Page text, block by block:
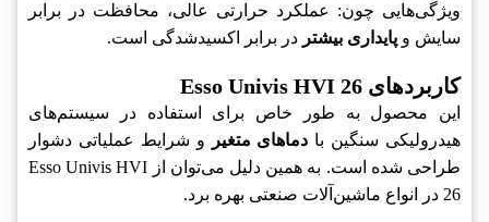
ویژگی‌هایی چون: عملکرد حرارتی عالی، محافظت در برابر
سایش و پایداری بیشتر در برابر اکسیدشدگی است.
کاربردهای Esso Univis HVI 26
این محصول به طور خاص برای استفاده در سیستم‌های
هیدرولیکی سنگین با دماهای متغیر
و شرایط عملیاتی دشوار
طراحی شده است. به همین دلیل می‌توان از Esso Univis HVI
26 در انواع ماشین‌آلات صنعتی بهره برد.